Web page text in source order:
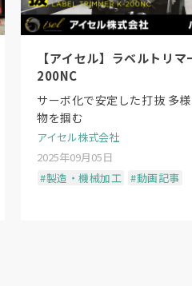
【アイセル】ラベルトリ
200NC
サーボ化で安定した打抜 多
物を掴む
アイセル株式会社
2025年09月05日
#製造・機械加工 #動画記事